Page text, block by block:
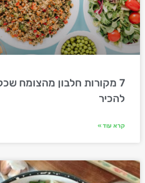
7 מקורות חלבון מהצומח
להכיר
קרא עוד »